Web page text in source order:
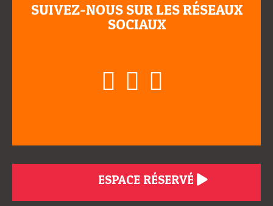
SUIVEZ-NOUS SUR LES RÉSEAUX
SOCIAUX
ESPACE RÉSERVÉ